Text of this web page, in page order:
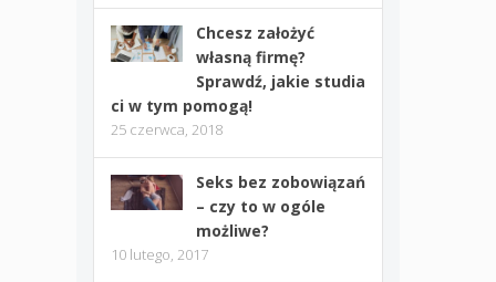
Chcesz założyć
własną firmę?
Sprawdź, jakie studia
ci w tym pomogą!
25 czerwca, 2018
Seks bez zobowiązań
– czy to w ogóle
możliwe?
10 lutego, 2017